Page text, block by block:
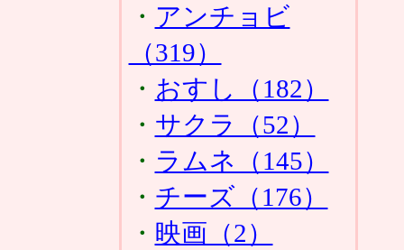
・ アンチョビ
（319）
・ おすし（182）
・ サクラ（52）
・ ラムネ（145）
・ チーズ（176）
・ 映画（2）